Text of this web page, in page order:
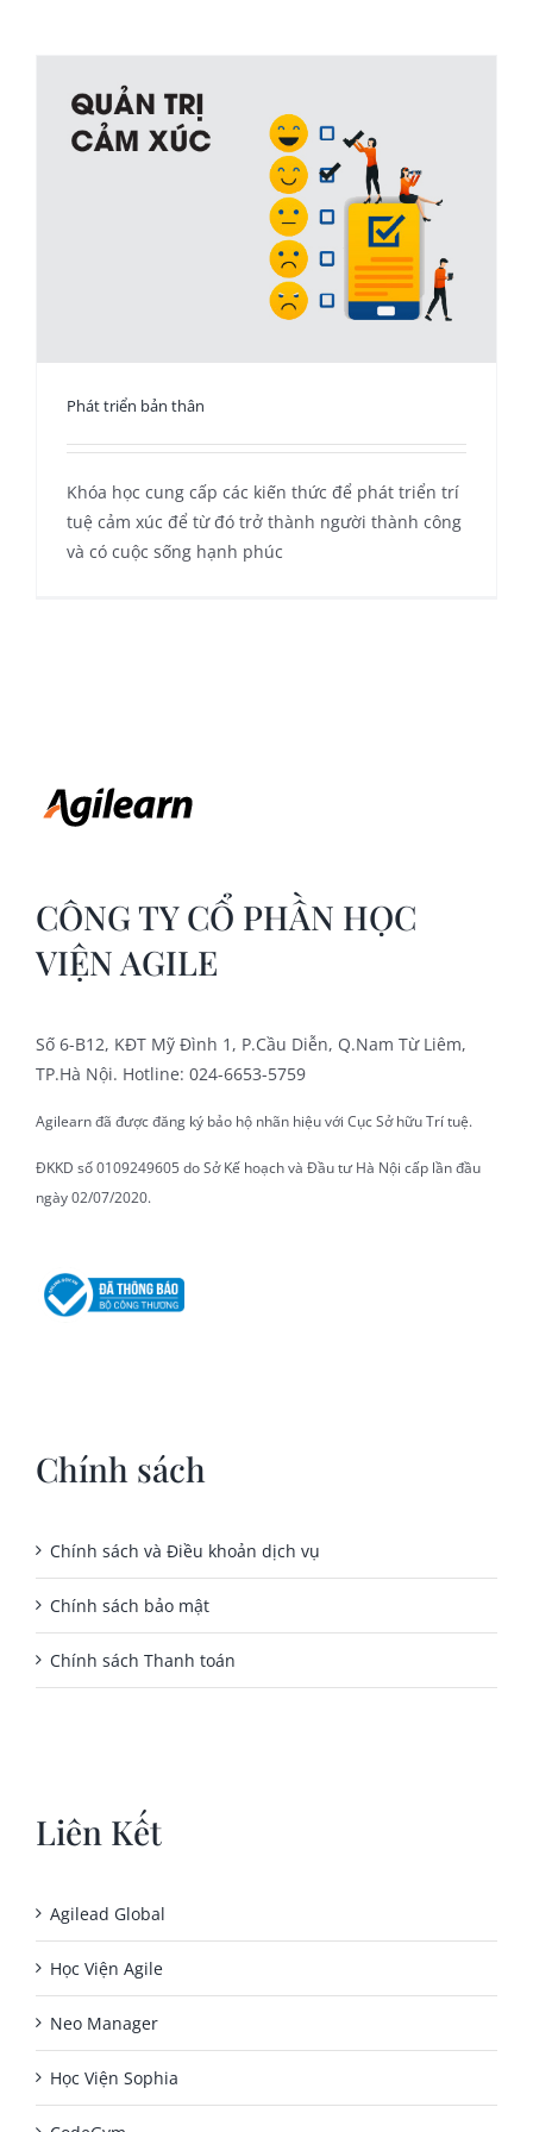
Phát triển bản thân
Khóa học cung cấp các kiến thức để phát triển trí
tuệ cảm xúc để từ đó trở thành người thành công
và có cuộc sống hạnh phúc
CÔNG TY CỔ PHẦN HỌC
VIỆN AGILE
Số 6-B12, KĐT Mỹ Đình 1, P.Cầu Diễn, Q.Nam Từ Liêm,
TP.Hà Nội. Hotline: 024-6653-5759
Agilearn đã được đăng ký bảo hộ nhãn hiệu với Cục Sở hữu Trí tuệ.
ĐKKD số 0109249605 do Sở Kế hoạch và Đầu tư Hà Nội cấp lần đầu
ngày 02/07/2020.
Chính sách
Chính sách và Điều khoản dịch vụ
Chính sách bảo mật
Chính sách Thanh toán
Liên Kết
Agilead Global
Học Viện Agile
Neo Manager
Học Viện Sophia